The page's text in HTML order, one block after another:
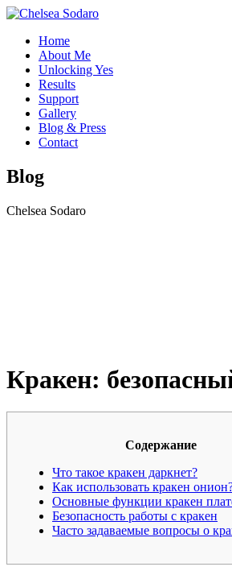
Home
About Me
Unlocking Yes
Results
Support
Gallery
Blog & Press
Contact
Blog
Chelsea Sodaro
Кракен:
Содержание
Что такое кракен даркнет?
Как использовать кракен
Основные функции кракен
Безопасность работы с кракен
Часто задаваемые вопросы о